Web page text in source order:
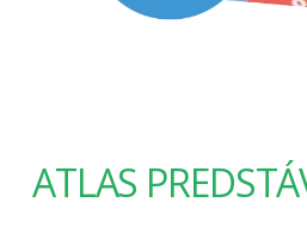
ATLAS